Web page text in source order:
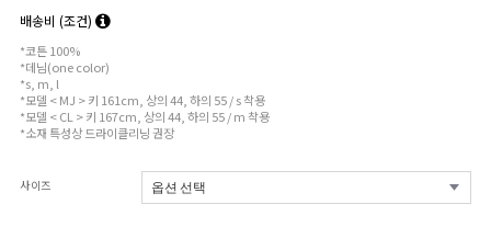
배송비 (조건)
*코튼 100%
*데님(one color)
*s, m, l
*모델 < MJ > 키 161cm, 상의 44, 하의 55 / s 착용
*모델 < CL > 키 167cm, 상의 44, 하의 55 / m 착용
*소재 특성상 드라이클리닝 권장
사이즈